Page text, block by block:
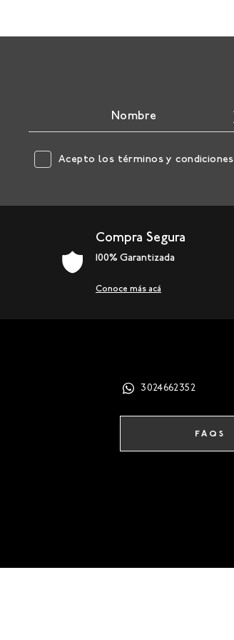
Acepto los términos y condiciones
Compra Segura
100% Garantizada
Conoce más acá
3024662352
FAQS